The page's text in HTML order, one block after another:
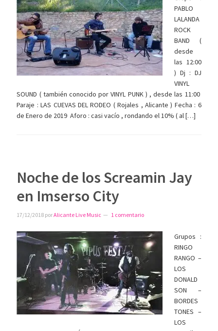
PABLO
LALANDA
ROCK
BAND (
desde
las 12:00
) Dj : DJ
VINYL
SOUND ( también conocido por VINYL PUNK ) , desde las 11:00
Paraje : LAS CUEVAS DEL RODEO ( Rojales , Alicante ) Fecha : 6
de Enero de 2019 Aforo : casi vacío , rondando el 10% ( al […]
Noche de los Screamin Jay
en Imserso City
17/12/2018 porAlicante Live Music 1 comentario
Grupos :
RINGO
RANGO –
LOS
DONALD
SON –
BORDES
TONES –
LOS